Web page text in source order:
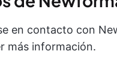
en contacto con
más información.